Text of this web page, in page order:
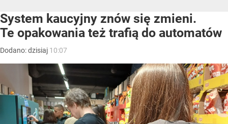
System kaucyjny znów się zmieni.
Te opakowania też trafią do automatów
Dodano:dzisiaj 10:07